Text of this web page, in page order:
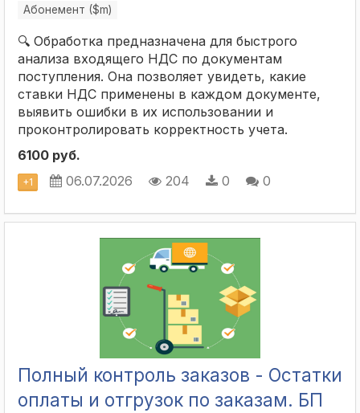
Абонемент ($m)
🔍 Обработка предназначена для быстрого
анализа входящего НДС по документам
поступления. Она позволяет увидеть, какие
ставки НДС применены в каждом документе,
выявить ошибки в их использовании и
проконтролировать корректность учета.
6100 руб.
+1 06.07.2026 204 0 0
Полный контроль заказов - Остатки
оплаты и отгрузок по заказам. БП